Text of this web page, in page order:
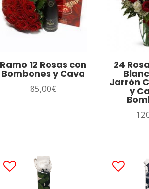
Ramo 12 Rosas con
Bombones y Cava
85,00€
24
Jarrón
y